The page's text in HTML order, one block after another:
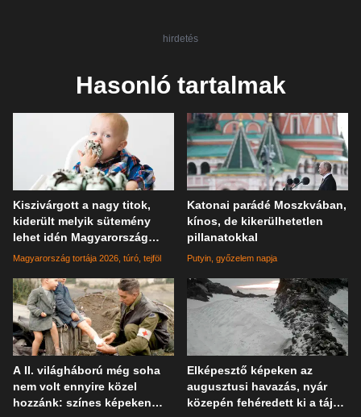
hirdetés
Hasonló tartalmak
Kiszivárgott a nagy titok,
kiderült melyik sütemény
lehet idén Magyarország
tortája
Magyarország tortája 2026 túró tejföl
Katonai parádé Moszkvában,
kínos, de kikerülhetetlen
pillanatokkal
Putyin győzelem napja
A II. világháború még soha
nem volt ennyire közel
hozzánk: színes képeken
Elképesztő képeken az
augusztusi havazás, nyár
közepén fehéredett ki a táj